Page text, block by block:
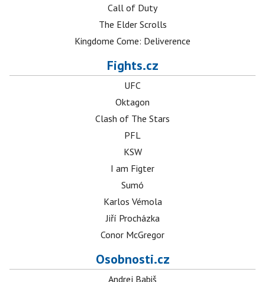
Call of Duty
The Elder Scrolls
Kingdome Come: Deliverence
Fights.cz
UFC
Oktagon
Clash of The Stars
PFL
KSW
I am Figter
Sumó
Karlos Vémola
Jiří Procházka
Conor McGregor
Osobnosti.cz
Andrej Babiš